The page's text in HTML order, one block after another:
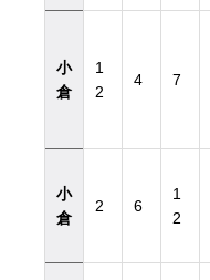
小
倉
1
2
4 7
小
倉
2 6
1
2